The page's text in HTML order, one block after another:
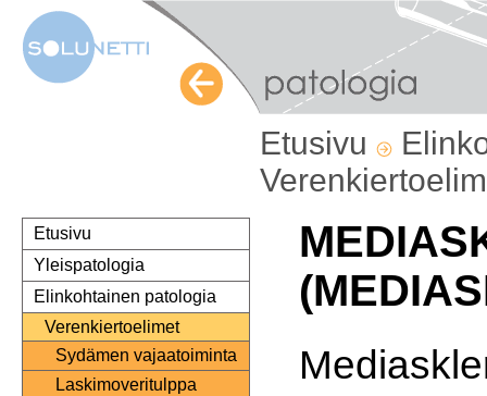
Etusivu
Etusivu
Yleispatologia
Elinkohtainen patologia
Verenkiertoelimet
Sydämen vajaatoiminta
Laskimoveritulppa